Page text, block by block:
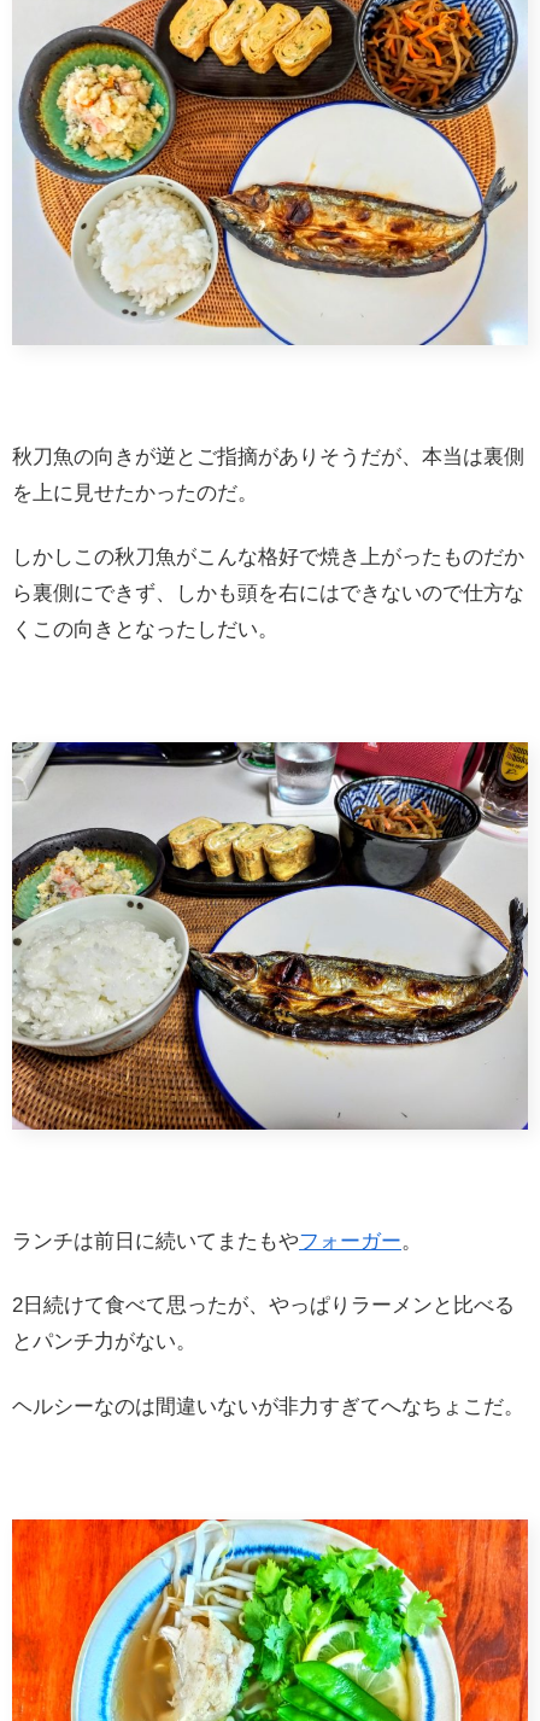
秋刀魚の向きが逆とご指摘がありそうだが、本当は裏側
を上に見せたかったのだ。
しかしこの秋刀魚がこんな格好で焼き上がったものだか
ら裏側にできず、しかも頭を右にはできないので仕方な
くこの向きとなったしだい。
ランチは前日に続いてまたもやフォーガー。
2日続けて食べて思ったが、やっぱりラーメンと比べる
とパンチ力がない。
ヘルシーなのは間違いないが非力すぎてへなちょこだ。